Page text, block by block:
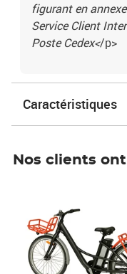
figurant en
Service Client
Poste Cedex</p>
Caractéristiques
Nos clients